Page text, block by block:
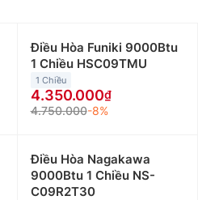
Điều Hòa Funiki 9000Btu
1 Chiều HSC09TMU
1 Chiều
4.350.000
4.750.000-8%
Điều Hòa Nagakawa
9000Btu 1 Chiều NS-
C09R2T30